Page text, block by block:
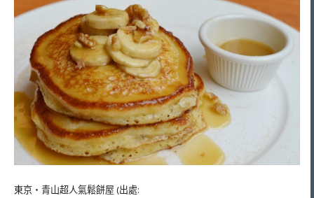
東京・青山超人氣鬆餅屋 (出處: